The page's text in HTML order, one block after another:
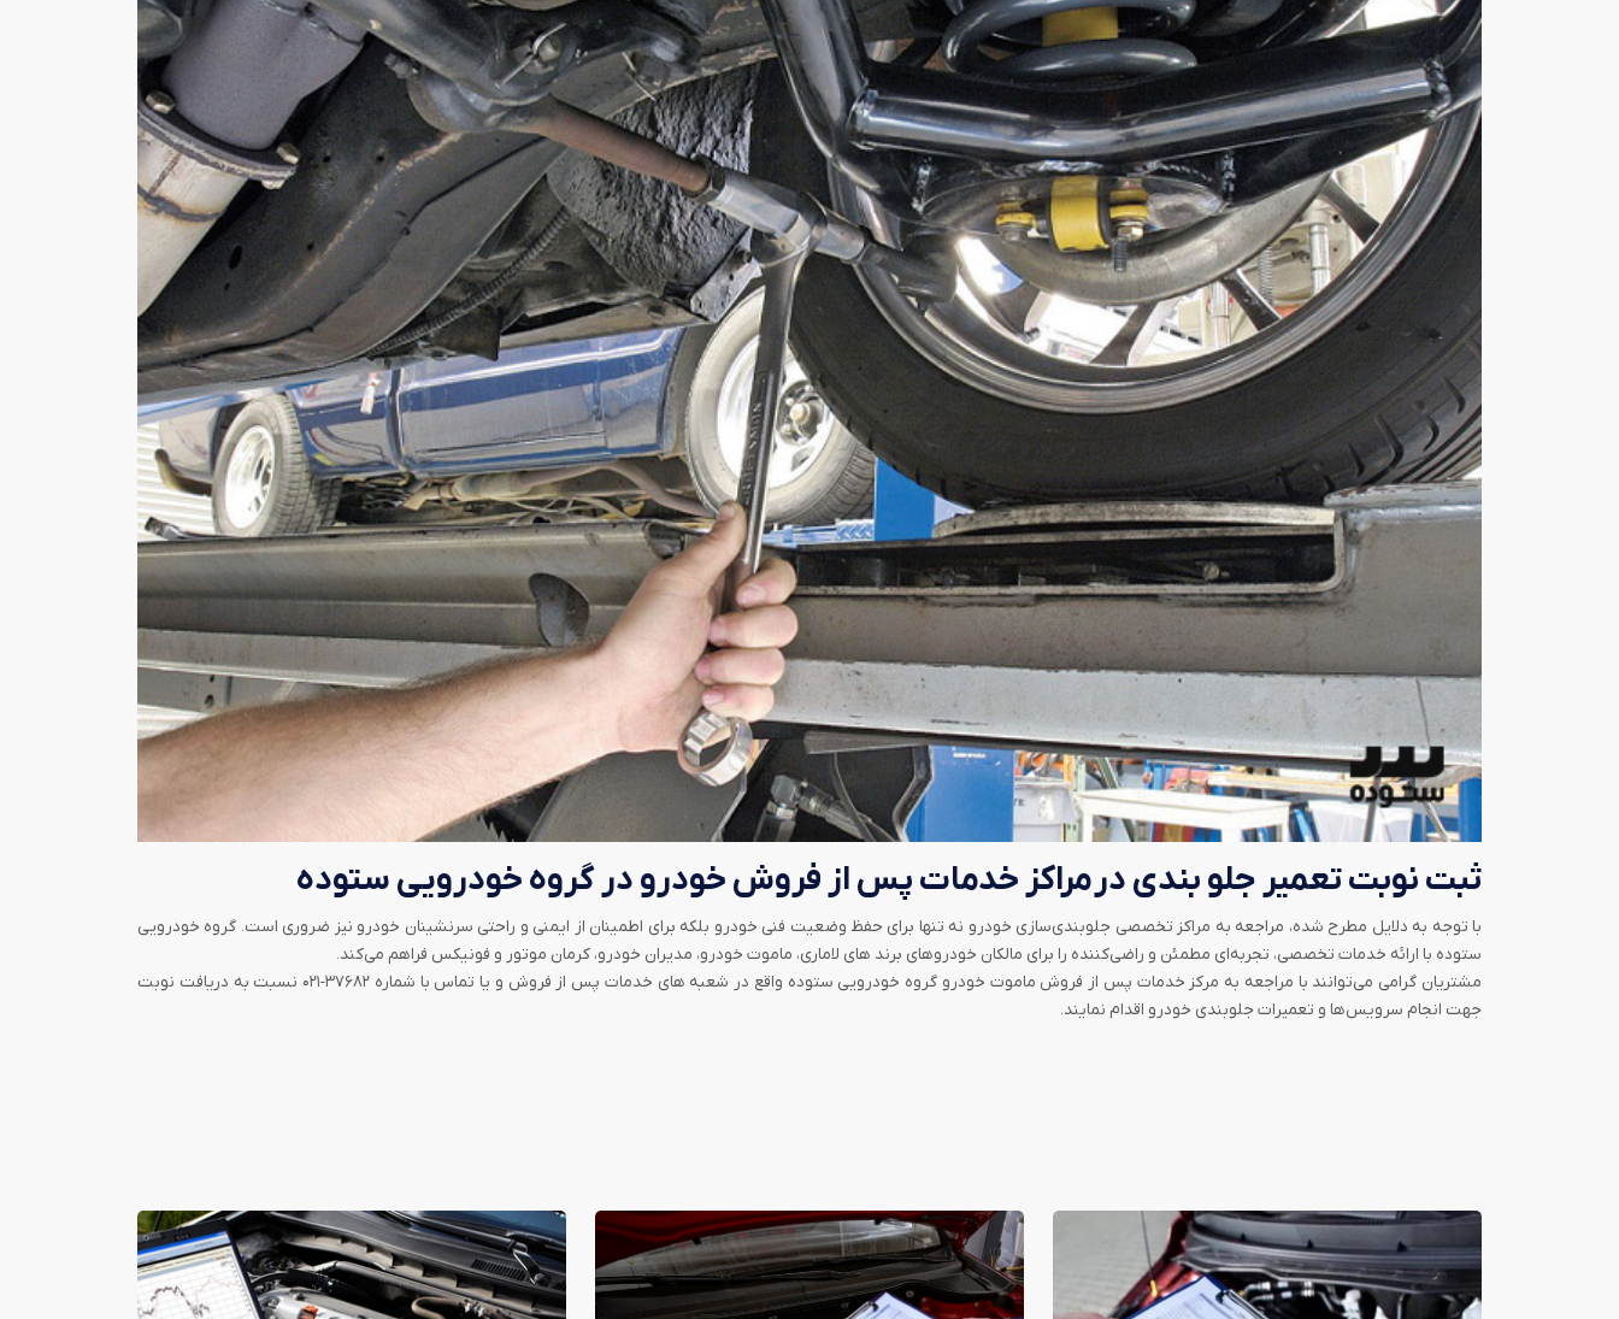
ثبت نوبت تعمیر جلو بندی درمراکز خدمات پس از فروش خودرو در گروه خودرویی ستوده
با توجه به دلایل مطرح شده، مراجعه به مراکز تخصصی جلوبندی‌سازی خودرو نه تنها برای حفظ وضعیت فنی خودرو بلکه برای اطمینان از ایمنی و راحتی سرنشینان خودرو نیز ضروری است. گروه خودرویی
ستوده با ارائه خدمات تخصصی، تجربه‌ای مطمئن و راضی‌کننده را برای مالکان خودرو‌های برند های لاماری، ماموت خودرو، مدیران خودرو، کرمان موتور و فونیکس فراهم می‌کند.
مشتریان گرامی می‌توانند با مراجعه به مرکز خدمات پس از فروش ماموت خودرو گروه خودرویی ستوده واقع در شعبه های خدمات پس از فروش و یا تماس با شماره ۳۷۶۸۲-۰۲۱ نسبت به دریافت نوبت
جهت انجام سرویس‌ها و تعمیرات جلوبندی خودرو اقدام نمایند.